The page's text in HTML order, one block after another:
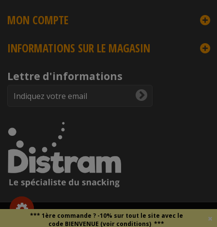
*** 1ère commande ? -10% sur tout le site avec le
code BIENVENUE (voir conditions) ***
MON COMPTE
INFORMATIONS SUR LE MAGASIN
Lettre d'informations
Copyright © 2026DISTRAM- Droits et reproduction interdite -
Mentions légales-Données personnelles-CGV